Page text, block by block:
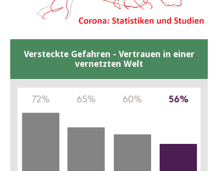
Versteckte Gefahren - Vertrauen in einer
vernetzten Welt